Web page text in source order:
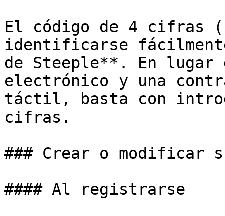
El código de 4 cifras
identificarse
de Steeple**. En
electrónico y una
táctil, basta con
cifras.
### Crear o modificar
#### Al registrarse